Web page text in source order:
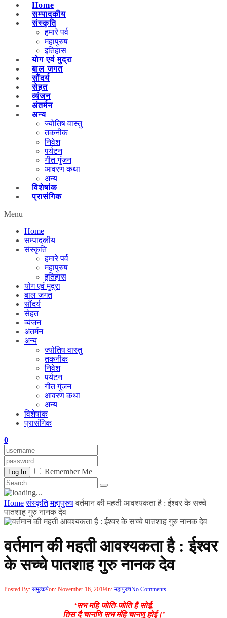
Home
सम्पादकीय
संस्कृति
हमारे पर्व
महापुरुष
इतिहास
योग एवं मुद्रा
बाल जगत
सौंदर्य
सेहत
व्यंजन
अंतर्मन
अन्य
ज्योतिष वास्तु
तकनीक
निवेश
पर्यटन
गीत गुंजन
आवरण कथा
अन्य
विशेषांक
प्रासंगिक
Menu
Home
सम्पादकीय
संस्कृति
हमारे पर्व
महापुरुष
इतिहास
योग एवं मुद्रा
बाल जगत
सौंदर्य
सेहत
व्यंजन
अंतर्मन
अन्य
ज्योतिष वास्तु
तकनीक
निवेश
पर्यटन
गीत गुंजन
आवरण कथा
अन्य
विशेषांक
प्रासंगिक
0
Log In Remember Me
Home संस्कृति महापुरुष वर्तमान की महती आवश्यकता है : ईश्वर के सच्चे
पातशाह गुरु नानक देव
वर्तमान की महती आवश्यकता है : ईश्वर
के सच्चे पातशाह गुरु नानक देव
Posted By: समुत्कर्षon: November 16, 2019In: महापुरुषNo Comments
‘सभ महि जोति-जोति है सोई,
तिस दै चानणि सभ मंहि चानणु होई।’